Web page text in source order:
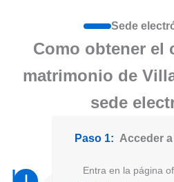
Sede
Como obtener el
matrimonio de
sede
Paso 1: Acceder
Entra en la página